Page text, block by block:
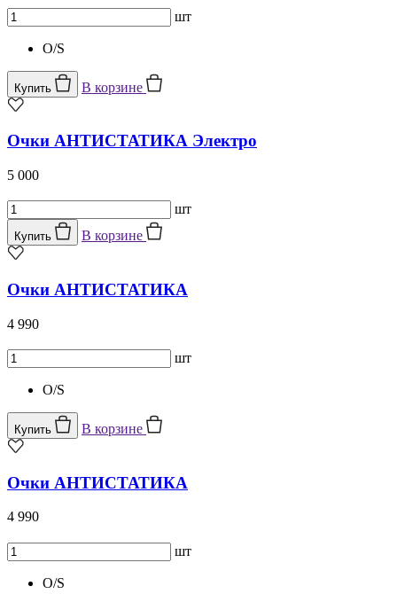
шт
O/S
Купить В корзине
Очки АНТИСТАТИКА Электро
5 000
шт
Купить В корзине
Очки АНТИСТАТИКА
4 990
шт
O/S
Купить В корзине
Очки АНТИСТАТИКА
4 990
шт
O/S